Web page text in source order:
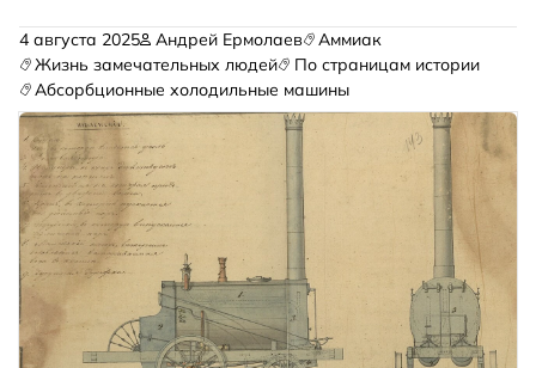
бытовых холодильниках и кондиционерах.
4 августа 2025 Андрей Ермолаев
Аммиак
Жизнь замечательных людей
По страницам истории
Абсорбционные холодильные машины